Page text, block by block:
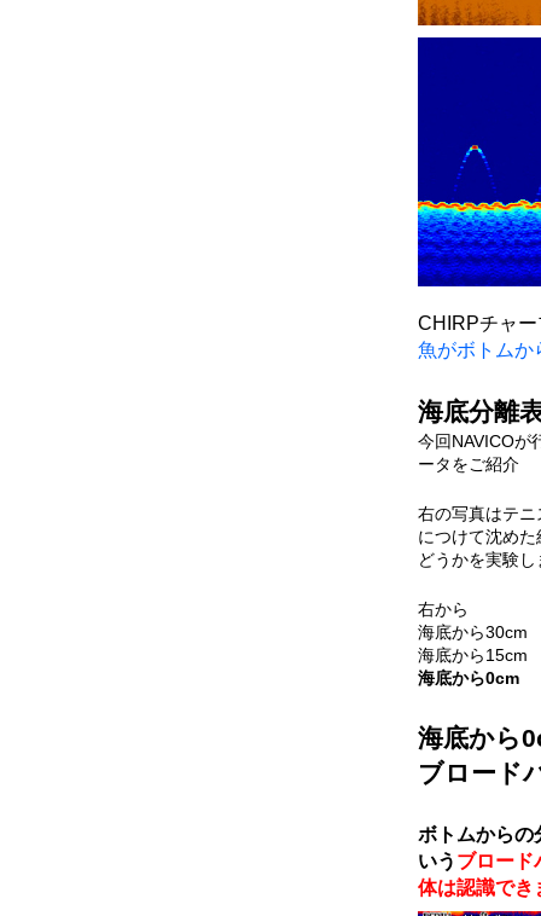
CHIRPチャー
魚がボトムか
海底分離
今回NAVICOが
ータをご紹介
右の写真はテ
につけて沈め
どうかを実験し
右から
海底から30cm
海底から15cm
海底から0cm
海底から
ブロード
ボトムからの
いう ブロード
体は認識でき